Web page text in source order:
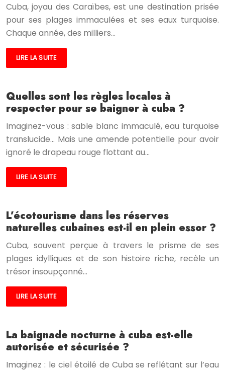
Cuba, joyau des Caraïbes, est une destination prisée
pour ses plages immaculées et ses eaux turquoise.
Chaque année, des milliers…
LIRE LA SUITE
Quelles sont les règles locales à
respecter pour se baigner à cuba ?
Imaginez-vous : sable blanc immaculé, eau turquoise
translucide… Mais une amende potentielle pour avoir
ignoré le drapeau rouge flottant au…
LIRE LA SUITE
L’écotourisme dans les réserves
naturelles cubaines est-il en plein essor ?
Cuba, souvent perçue à travers le prisme de ses
plages idylliques et de son histoire riche, recèle un
trésor insoupçonné…
LIRE LA SUITE
La baignade nocturne à cuba est-elle
autorisée et sécurisée ?
Imaginez : le ciel étoilé de Cuba se reflétant sur l’eau